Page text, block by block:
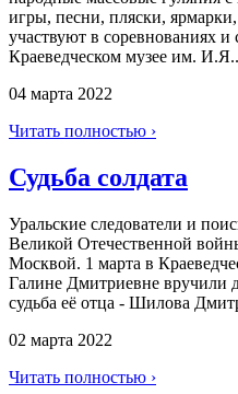
игры, песни, пляски,
участвуют в соревнованиях
Краеведческом музее им.
04 марта 2022
Читать полностью ›
Судьба солдата
Уральские следователи и
Великой Отечественной
Москвой. 1 марта в
Галине Дмитриевне вручили
судьба её отца - Шилова
02 марта 2022
Читать полностью ›